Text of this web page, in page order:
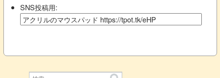
SNS投稿用: